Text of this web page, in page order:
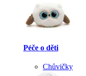
Péče o děti
Chůvičky